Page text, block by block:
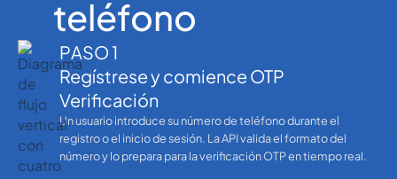
teléfono
PASO 1
Regístrese y comience OTP
Verificación
Un usuario introduce su número de teléfono durante el
registro o el inicio de sesión. La API valida el formato del
número y lo prepara para la verificación OTP en tiempo real.